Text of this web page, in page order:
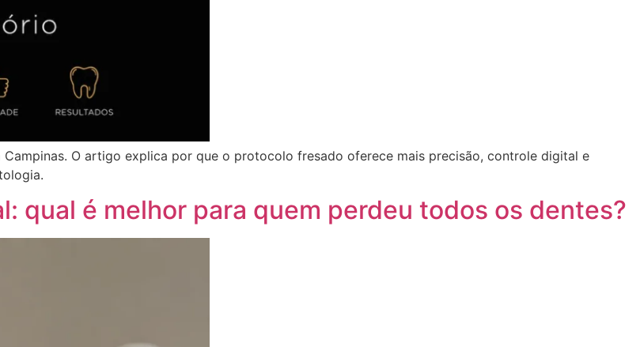
O artigo explica por que o protocolo fresado oferece mais precisão, controle digital e
qual é melhor para quem perdeu todos os dentes?